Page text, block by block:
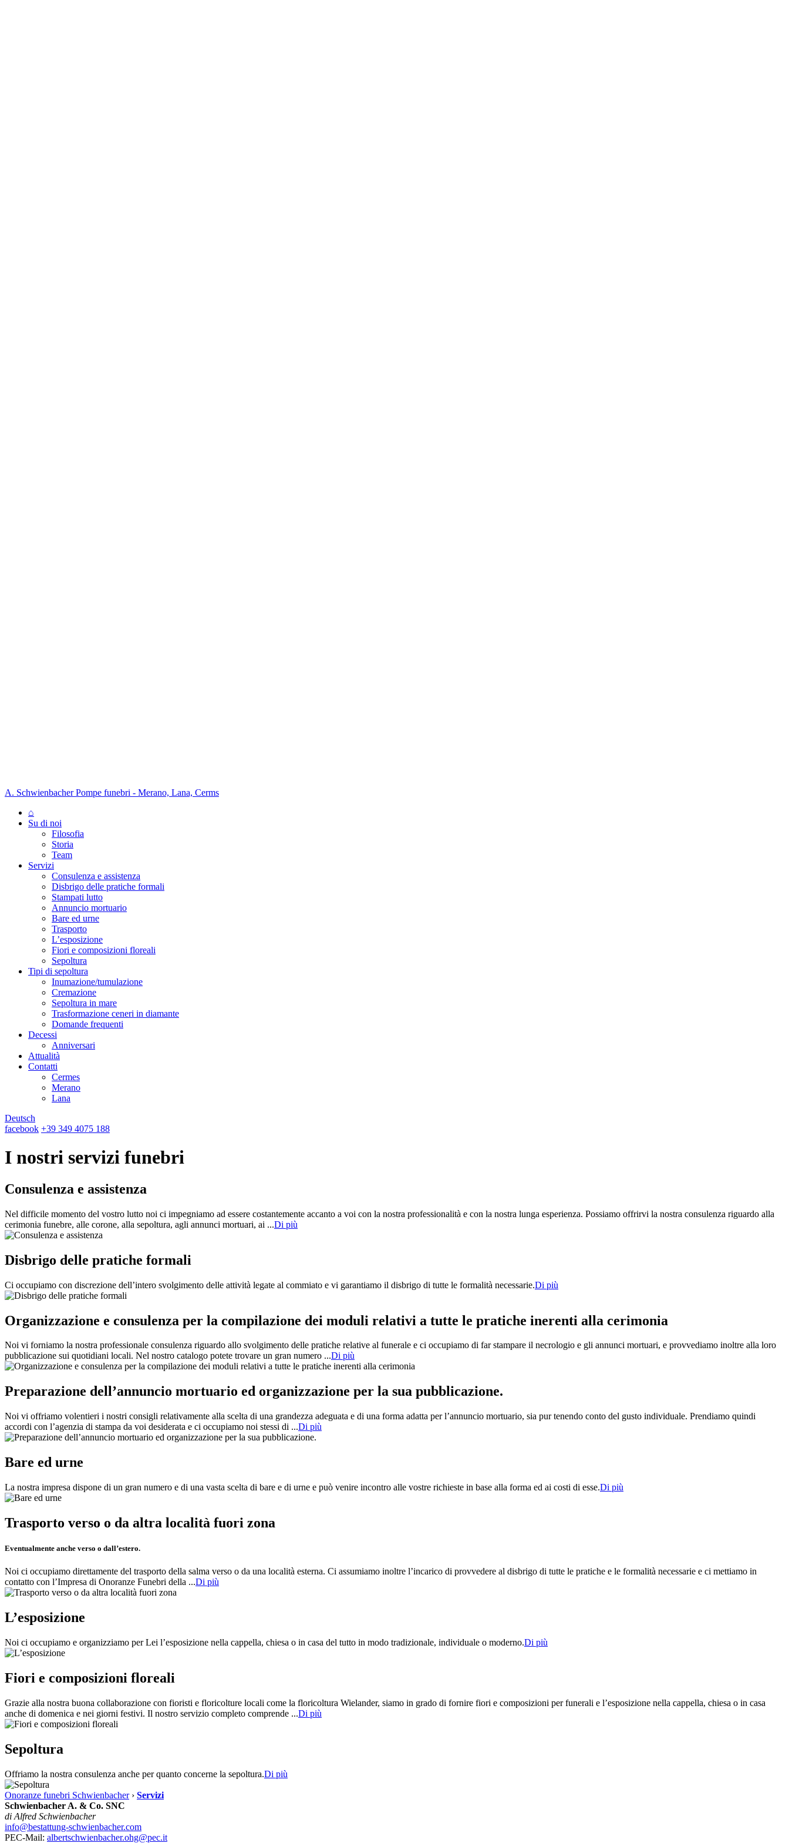
A. Schwienbacher Pompe funebri - Merano, Lana, Cerms
⌂
Su di noi
Filosofia
Storia
Team
Servizi
Consulenza e assistenza
Disbrigo delle pratiche formali
Stampati lutto
Annuncio mortuario
Bare ed urne
Trasporto
L’esposizione
Fiori e composizioni floreali
Sepoltura
Tipi di sepoltura
Inumazione/tumulazione
Cremazione
Sepoltura in mare
Trasformazione ceneri in diamante
Domande frequenti
Decessi
Anniversari
Attualità
Contatti
Cermes
Merano
Lana
Deutsch
facebook +39 349 4075 188
I nostri servizi funebri
Consulenza e assistenza
Nel difficile momento del vostro lutto noi ci impegniamo ad essere costantemente accanto a voi con la nostra professionalità e con la nostra lunga esperienza. Possiamo offrirvi la nostra consulenza riguardo alla
cerimonia funebre, alle corone, alla sepoltura, agli annunci mortuari, ai ...Di più
Disbrigo delle pratiche formali
Ci occupiamo con discrezione dell’intero svolgimento delle attività legate al commiato e vi garantiamo il disbrigo di tutte le formalità necessarie.Di più
Organizzazione e consulenza per la compilazione dei moduli relativi a tutte le pratiche inerenti alla cerimonia
Noi vi forniamo la nostra professionale consulenza riguardo allo svolgimento delle pratiche relative al funerale e ci occupiamo di far stampare il necrologio e gli annunci mortuari, e provvediamo inoltre alla loro
pubblicazione sui quotidiani locali. Nel nostro catalogo potete trovare un gran numero ...Di più
Preparazione dell’annuncio mortuario ed organizzazione per la sua pubblicazione.
Noi vi offriamo volentieri i nostri consigli relativamente alla scelta di una grandezza adeguata e di una forma adatta per l’annuncio mortuario, sia pur tenendo conto del gusto individuale. Prendiamo quindi
accordi con l’agenzia di stampa da voi desiderata e ci occupiamo noi stessi di ...Di più
Bare ed urne
La nostra impresa dispone di un gran numero e di una vasta scelta di bare e di urne e può venire incontro alle vostre richieste in base alla forma ed ai costi di esse.Di più
Trasporto verso o da altra località fuori zona
Eventualmente anche verso o dall’estero.
Noi ci occupiamo direttamente del trasporto della salma verso o da una località esterna. Ci assumiamo inoltre l’incarico di provvedere al disbrigo di tutte le pratiche e le formalità necessarie e ci mettiamo in
contatto con l’Impresa di Onoranze Funebri della ...Di più
L’esposizione
Noi ci occupiamo e organizziamo per Lei l’esposizione nella cappella, chiesa o in casa del tutto in modo tradizionale, individuale o moderno.Di più
Fiori e composizioni floreali
Grazie alla nostra buona collaborazione con fioristi e floricolture locali come la floricoltura Wielander, siamo in grado di fornire fiori e composizioni per funerali e l’esposizione nella cappella, chiesa o in casa
anche di domenica e nei giorni festivi. Il nostro servizio completo comprende ...Di più
Sepoltura
Offriamo la nostra consulenza anche per quanto concerne la sepoltura.Di più
Onoranze funebri Schwienbacher› Servizi
Schwienbacher A. & Co. SNC
di Alfred Schwienbacher
info@bestattung-schwienbacher.com
PEC-Mail: albertschwienbacher.ohg@pec.it